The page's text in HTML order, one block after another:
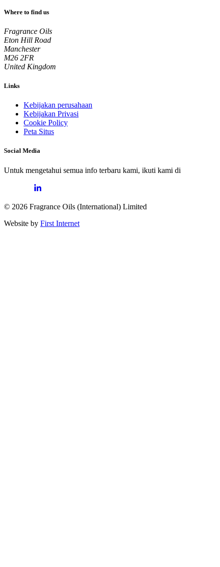
Where to find us
Fragrance Oils
Eton Hill Road
Manchester
M26 2FR
United Kingdom
Links
Kebijakan perusahaan
Kebijakan Privasi
Cookie Policy
Peta Situs
Social Media
Untuk mengetahui semua info terbaru kami, ikuti kami di
© 2026 Fragrance Oils (International) Limited
Website by First Internet